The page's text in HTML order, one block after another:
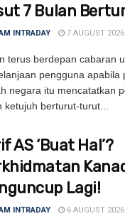
7 Bulan
INTRADAY 7 AUGUST 2026
terus berdepan cabaran
pengguna apabila
negara itu mencatatkan
ketujuh berturut-turut...
AS ‘Buat Hal’?
Lagi!
INTRADAY 6 AUGUST 2026